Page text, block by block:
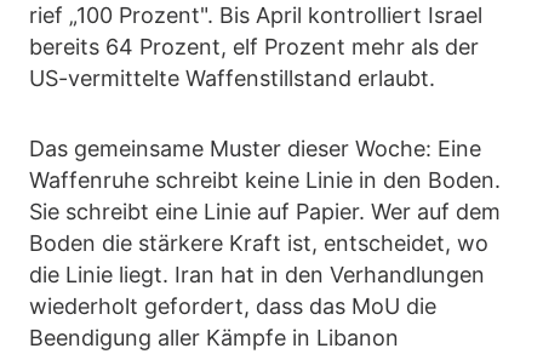
rief „100 Prozent". Bis April kontrolliert Israel
bereits 64 Prozent, elf Prozent mehr als der
US-vermittelte Waffenstillstand erlaubt.
Das gemeinsame Muster dieser Woche: Eine
Waffenruhe schreibt keine Linie in den Boden.
Sie schreibt eine Linie auf Papier. Wer auf dem
Boden die stärkere Kraft ist, entscheidet, wo
die Linie liegt. Iran hat in den Verhandlungen
wiederholt gefordert, dass das MoU die
Beendigung aller Kämpfe in Libanon